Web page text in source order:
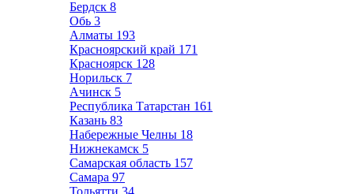
Бердск 8
Обь 3
Алматы 193
Красноярский край 171
Красноярск 128
Норильск 7
Ачинск 5
Республика Татарстан 161
Казань 83
Набережные Челны 18
Нижнекамск 5
Самарская область 157
Самара 97
Тольятти 34